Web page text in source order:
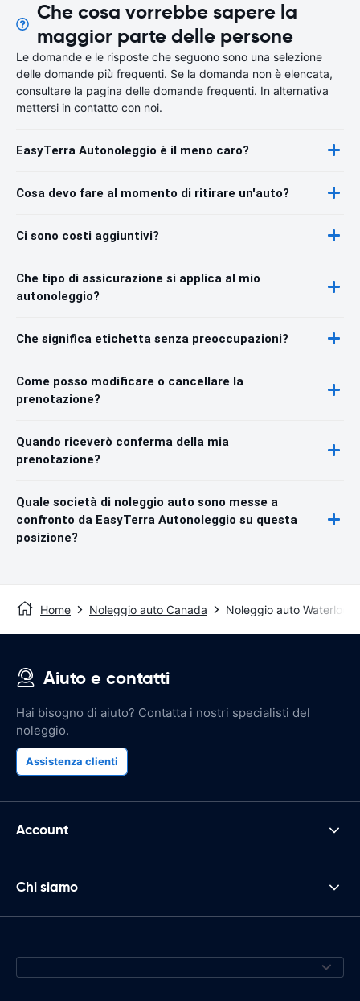
Che cosa vorrebbe sapere la
maggior parte delle persone
Le domande e le risposte che seguono sono una selezione
delle domande più frequenti. Se la domanda non è elencata,
consultare la pagina delle domande frequenti. In alternativa
mettersi in contatto con noi.
EasyTerra Autonoleggio è il meno caro?
Cosa devo fare al momento di ritirare un'auto?
Ci sono costi aggiuntivi?
Che tipo di assicurazione si applica al mio
autonoleggio?
Che significa etichetta senza preoccupazioni?
Come posso modificare o cancellare la
prenotazione?
Quando riceverò conferma della mia
prenotazione?
Quale società di noleggio auto sono messe a
confronto da EasyTerra Autonoleggio su questa
posizione?
Home Noleggio auto Canada Noleggio auto Waterloo
Aiuto e contatti
Hai bisogno di aiuto? Contatta i nostri specialisti del
noleggio.
Assistenza clienti
Account
Chi siamo